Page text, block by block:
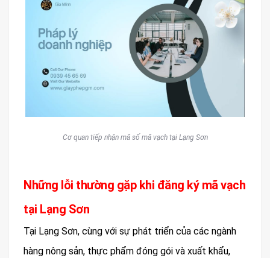
Cơ quan tiếp nhận mã số mã vạch tại Lạng Sơn
Những lỗi thường gặp khi đăng ký mã vạch
tại Lạng Sơn
Tại Lạng Sơn, cùng với sự phát triển của các ngành
hàng nông sản, thực phẩm đóng gói và xuất khẩu,